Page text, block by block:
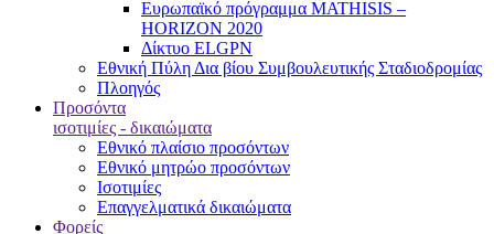
Ευρωπαϊκό πρόγραμμα MATHISIS –
HORIZON 2020
Δίκτυο ELGPN
Εθνική Πύλη Δια βίου Συμβουλευτικής Σταδιοδρομίας
Πλοηγός
Προσόντα
ισοτιμίες - δικαιώματα
Εθνικό πλαίσιο προσόντων
Εθνικό μητρώο προσόντων
Ισοτιμίες
Επαγγελματικά δικαιώματα
Φορείς